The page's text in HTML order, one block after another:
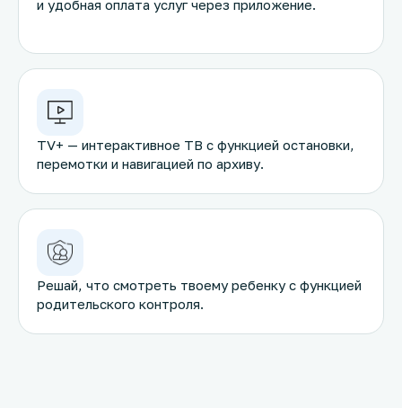
и удобная оплата услуг через приложение.
TV+ — интерактивное ТВ с функцией остановки,
перемотки и навигацией по архиву.
Решай, что смотреть твоему ребенку с функцией
родительского контроля.